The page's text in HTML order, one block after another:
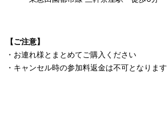
【ご注意】
・お連れ様とまとめてご購入ください
・キャンセル時の参加料返金は不可となります